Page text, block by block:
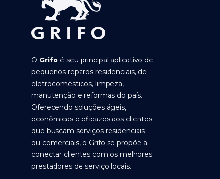
O Grifo é seu principal aplicativo de
pequenos reparos residenciais, de
eletrodomésticos, limpeza,
manutenção e reformas do país.
Oferecendo soluções ágeis,
econômicas e eficazes aos clientes
que buscam serviços residenciais
ou comerciais, o Grifo se propõe a
conectar clientes com os melhores
prestadores de serviço locais.